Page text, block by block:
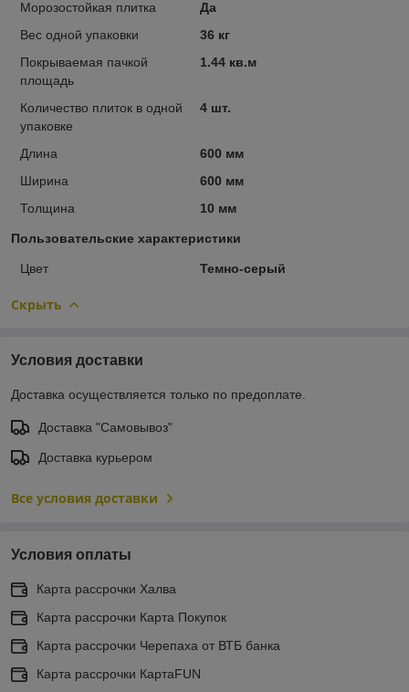
Морозостойкая плитка
Да
Вес одной упаковки
36 кг
Покрываемая пачкой
площадь
1.44 кв.м
Количество плиток в одной
упаковке
4 шт.
Длина
600 мм
Ширина
600 мм
Толщина
10 мм
Пользовательские характеристики
Цвет Темно-серый
Скрыть
Условия доставки
Доставка осуществляется только по предоплате.
Доставка "Самовывоз"
Доставка курьером
Все условия доставки
Условия оплаты
Карта рассрочки Халва
Карта рассрочки Карта Покупок
Карта рассрочки Черепаха от ВТБ банка
Карта рассрочки КартаFUN